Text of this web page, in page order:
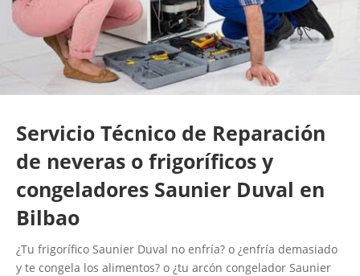
Servicio Técnico de Reparación
de neveras o frigoríficos y
congeladores Saunier Duval en
Bilbao
¿Tu frigorífico Saunier Duval no enfría? o ¿enfría demasiado
y te congela los alimentos? o ¿tu arcón congelador Saunier